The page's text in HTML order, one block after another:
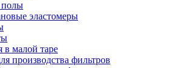
эластомеры
в малой таре
производства фильтров